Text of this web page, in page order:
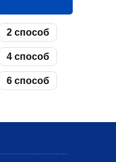
2 способ
4 способ
6 способ